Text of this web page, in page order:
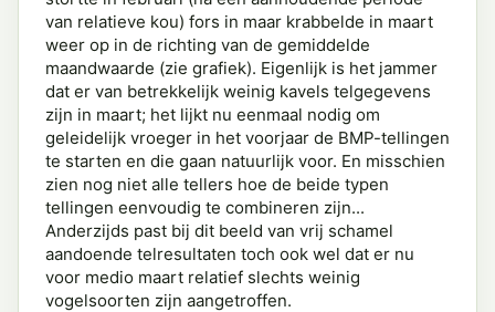
van relatieve kou) fors in maar krabbelde in maart
weer op in de richting van de gemiddelde
maandwaarde (zie grafiek). Eigenlijk is het jammer
dat er van betrekkelijk weinig kavels telgegevens
zijn in maart; het lijkt nu eenmaal nodig om
geleidelijk vroeger in het voorjaar de BMP-tellingen
te starten en die gaan natuurlijk voor. En misschien
zien nog niet alle tellers hoe de beide typen
tellingen eenvoudig te combineren zijn...
Anderzijds past bij dit beeld van vrij schamel
aandoende telresultaten toch ook wel dat er nu
voor medio maart relatief slechts weinig
vogelsoorten zijn aangetroffen.